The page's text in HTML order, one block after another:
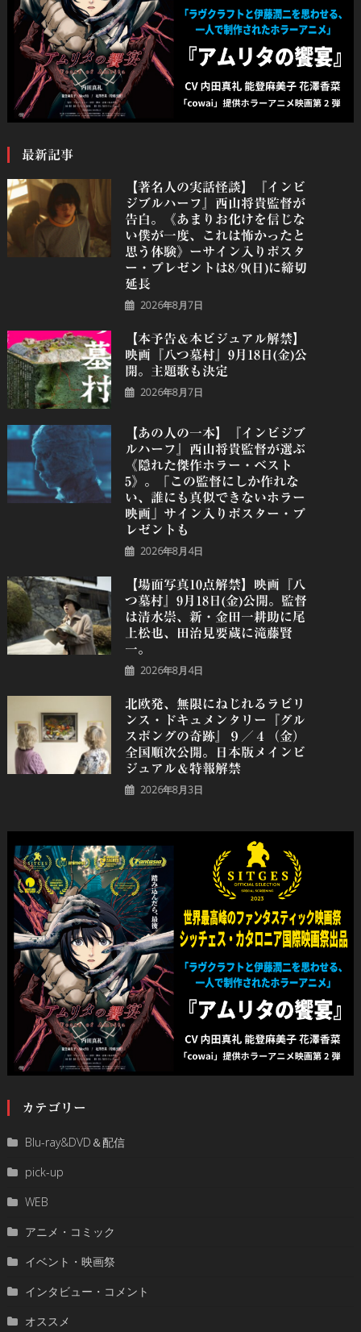
最新記事
【著名人の実話怪談】『インビ
ジブルハーフ』⻄⼭将貴監督が
告白。《あまりお化けを信じな
い僕が一度、これは怖かったと
思う体験》ーサイン入りポスタ
ー・プレゼントは8/9(日)に締切
延長
2026年8月7日
【本予告＆本ビジュアル解禁】
映画『八つ墓村』9月18日(金)公
開。主題歌も決定
2026年8月7日
【あの人の一本】『インビジブ
ルハーフ』⻄⼭将貴監督が選ぶ
《隠れた傑作ホラー・ベスト
5》。「この監督にしか作れな
い、誰にも真似できないホラー
映画」サイン入りポスター・プ
レゼントも
2026年8月4日
【場面写真10点解禁】映画『八
つ墓村』9月18日(金)公開。監督
は清水崇、新・金田一耕助に尾
上松也、田治見要蔵に滝藤賢
一。
2026年8月4日
北欧発、無限にねじれるラビリ
ンス・ドキュメンタリー『グル
スポングの奇跡』９／４（金）
全国順次公開。日本版メインビ
ジュアル＆特報解禁
2026年8月3日
カテゴリー
Blu-ray&DVD＆配信
pick-up
WEB
アニメ・コミック
イベント・映画祭
インタビュー・コメント
オススメ